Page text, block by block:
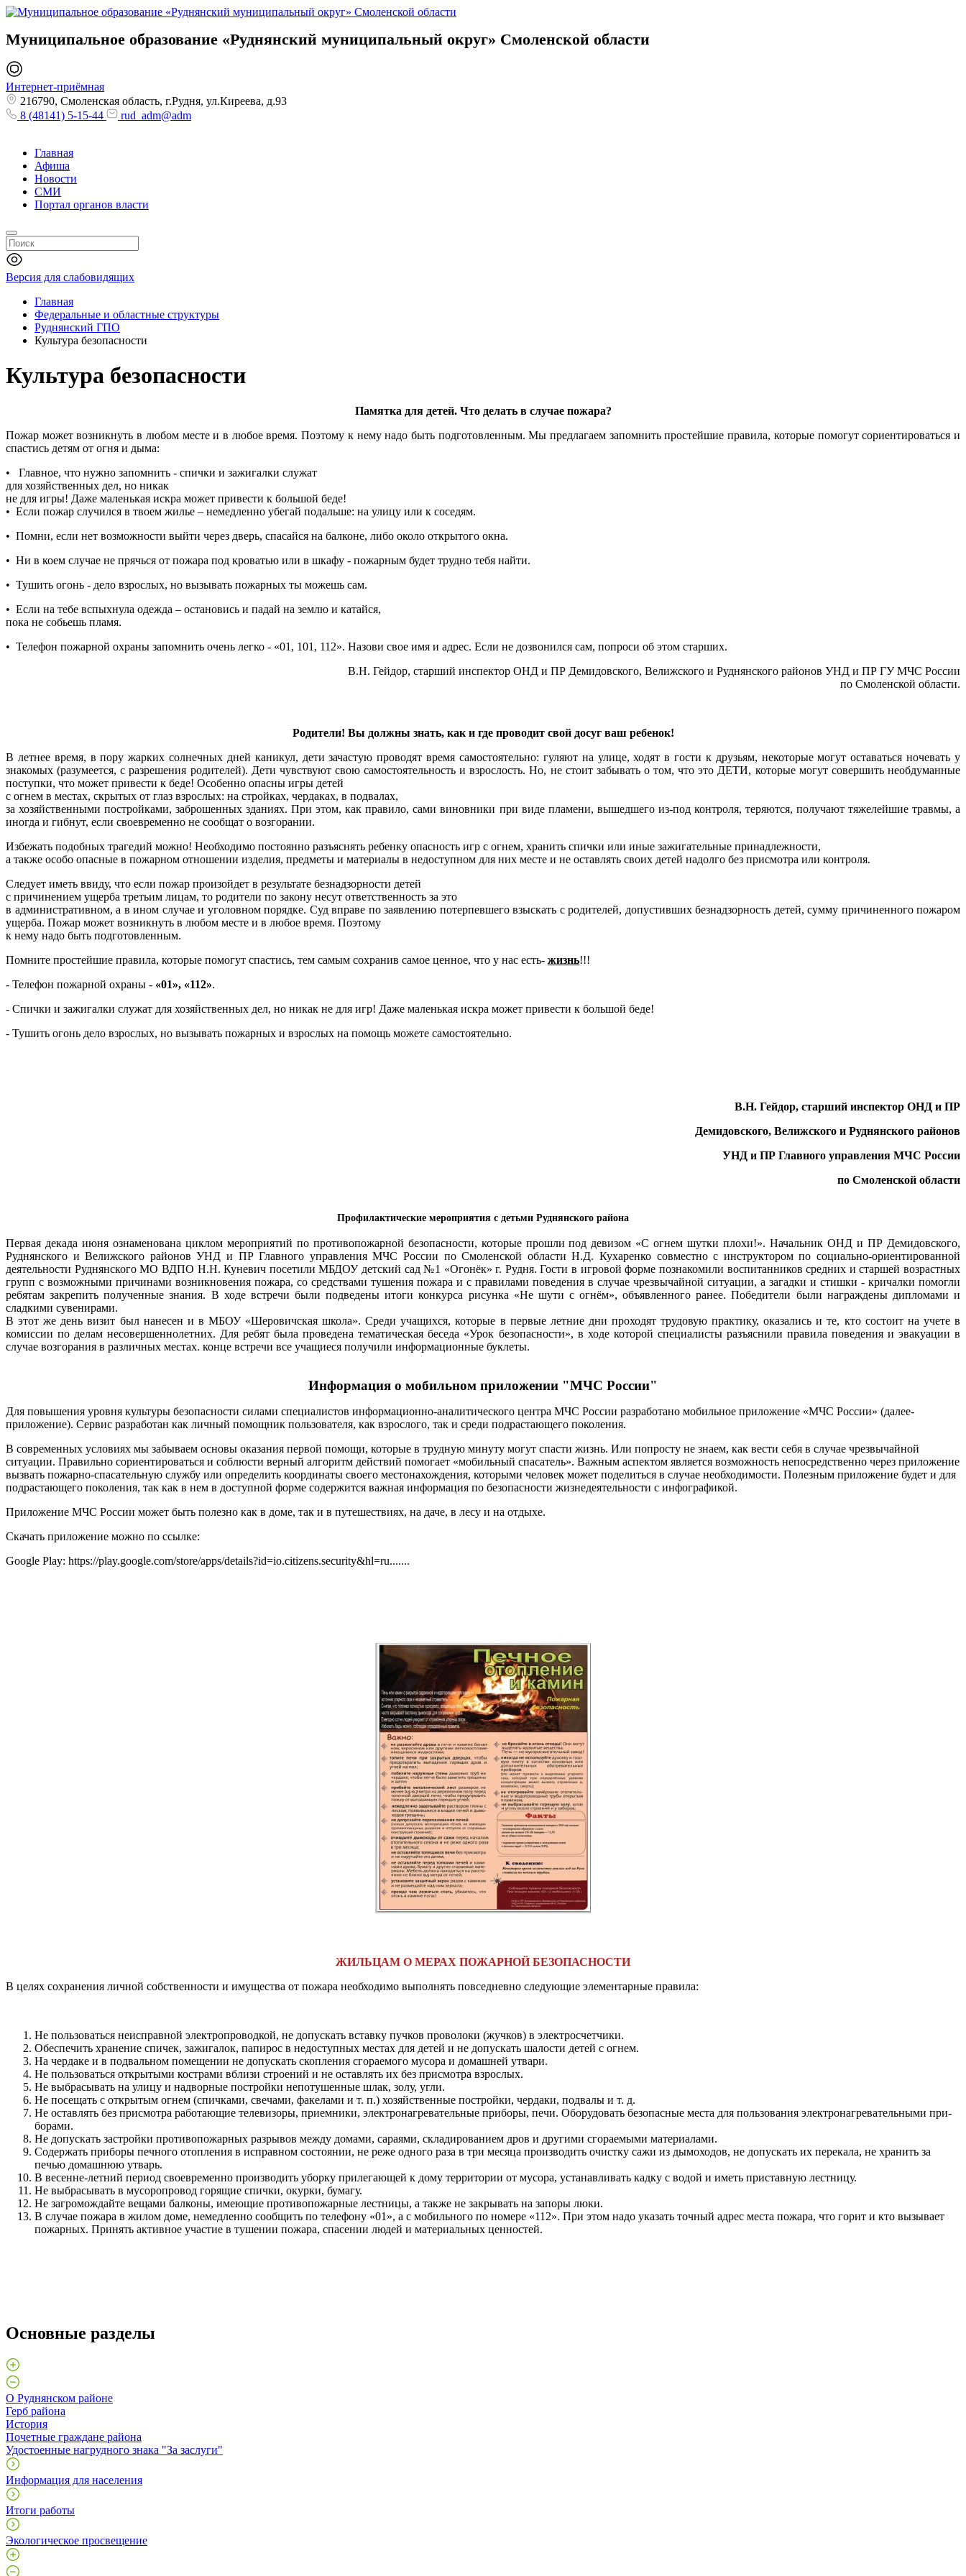
Муниципальное образование «Руднянский муниципальный округ» Смоленской области
Интернет-приёмная
216790, Смоленская область, г.Рудня, ул.Киреева, д.93
8 (48141) 5-15-44
rud_adm@adm
Главная
Афиша
Новости
СМИ
Портал органов власти
Версия для слабовидящих
Главная
Федеральные и областные структуры
Руднянский ГПО
Культура безопасности
Культура безопасности
Памятка для детей. Что делать в случае пожара?
Пожар может возникнуть в любом месте и в любое время. Поэтому к нему надо быть подготовленным. Мы предлагаем запомнить простейшие правила, которые помогут сориентироваться и
спастись детям от огня и дыма:
• Главное, что нужно запомнить - спички и зажигалки служат
для хозяйственных дел, но никак
не для игры! Даже маленькая искра может привести к большой беде!
• Если пожар случился в твоем жилье – немедленно убегай подальше: на улицу или к соседям.
• Помни, если нет возможности выйти через дверь, спасайся на балконе, либо около открытого окна.
• Ни в коем случае не прячься от пожара под кроватью или в шкафу - пожарным будет трудно тебя найти.
• Тушить огонь - дело взрослых, но вызывать пожарных ты можешь сам.
• Если на тебе вспыхнула одежда – остановись и падай на землю и катайся,
пока не собьешь пламя.
• Телефон пожарной охраны запомнить очень легко - «01, 101, 112». Назови свое имя и адрес. Если не дозвонился сам, попроси об этом старших.
В.Н. Гейдор, старший инспектор ОНД и ПР Демидовского, Велижского и Руднянского районов УНД и ПР ГУ МЧС России
по Смоленской области.
Родители! Вы должны знать, как и где проводит свой досуг ваш ребенок!
В летнее время, в пору жарких солнечных дней каникул, дети зачастую проводят время самостоятельно: гуляют на улице, ходят в гости к друзьям, некоторые могут оставаться ночевать у
знакомых (разумеется, с разрешения родителей). Дети чувствуют свою самостоятельность и взрослость. Но, не стоит забывать о том, что это ДЕТИ, которые могут совершить необдуманные
поступки, что может привести к беде! Особенно опасны игры детей
с огнем в местах, скрытых от глаз взрослых: на стройках, чердаках, в подвалах,
за хозяйственными постройками, заброшенных зданиях.При этом, как правило, сами виновники при виде пламени, вышедшего из-под контроля, теряются, получают тяжелейшие травмы, а
иногда и гибнут, если своевременно не сообщат о возгорании.
Избежать подобных трагедий можно! Необходимо постоянно разъяснять ребенку опасность игр с огнем, хранить спички или иные зажигательные принадлежности,
а также особо опасные в пожарном отношении изделия, предметы и материалы в недоступном для них месте и не оставлять своих детей надолго без присмотра или контроля.
Следует иметь ввиду, что если пожар произойдет в результате безнадзорности детей
с причинением ущерба третьим лицам, то родители по закону несут ответственность за это
в административном, а в ином случае и уголовном порядке. Суд вправе по заявлению потерпевшего взыскать с родителей, допустивших безнадзорность детей, сумму причиненного пожаром
ущерба. Пожар может возникнуть в любом месте и в любое время. Поэтому
к нему надо быть подготовленным.
Помните простейшие правила, которые помогут спастись, тем самым сохранив самое ценное, что у нас есть- жизнь!!!
- Телефон пожарной охраны - «01», «112».
- Спички и зажигалки служат для хозяйственных дел, но никак не для игр! Даже маленькая искра может привести к большой беде!
- Тушить огонь дело взрослых, но вызывать пожарных и взрослых на помощь можете самостоятельно.
В.Н. Гейдор, старший инспектор ОНД и ПР
Демидовского, Велижского и Руднянского районов
УНД и ПР Главного управления МЧС России
по Смоленской области
Профилактические мероприятия с детьми Руднянского района
Первая декада июня ознаменована циклом мероприятий по противопожарной безопасности, которые прошли под девизом «С огнем шутки плохи!». Начальник ОНД и ПР Демидовского,
Руднянского и Велижского районов УНД и ПР Главного управления МЧС России по Смоленской области Н.Д. Кухаренко совместно с инструкторомпо социально-ориентированной
деятельности Руднянского МО ВДПО Н.Н. Куневич посетили МБДОУ детский сад №1 «Огонёк» г. Рудня.Гости в игровой форме познакомили воспитанников средних и старшей возрастных
групп с возможными причинами возникновения пожара, со средствами тушения пожара и с правилами поведения в случае чрезвычайной ситуации, а загадки и стишки - кричалки помогли
ребятам закрепить полученные знания. В ходе встречи были подведены итоги конкурса рисунка «Не шути с огнём», объявленного ранее.Победители были награждены дипломами и
сладкими сувенирами.
В этот же день визит был нанесен и в МБОУ «Шеровичская школа».Среди учащихся, которые в первые летние дни проходят трудовую практику, оказались и те, кто состоит на учете в
комиссии по делам несовершеннолетних. Для ребят была проведена тематическая беседа «Урок безопасности», в ходе которой специалисты разъяснили правила поведения и эвакуации в
случае возгорания в различных местах. конце встречи все учащиеся получили информационные буклеты.
Информация о мобильном приложении "МЧС России"
Для повышения уровня культуры безопасности силами специалистов информационно-аналитического центра МЧС России разработано мобильное приложение «МЧС России» (далее-
приложение). Сервис разработан как личный помощник пользователя, как взрослого, так и среди подрастающего поколения.
В современных условиях мы забываем основы оказания первой помощи, которые в трудную минуту могут спасти жизнь. Или попросту не знаем, как вести себя в случае чрезвычайной
ситуации. Правильно сориентироваться и соблюсти верный алгоритм действий помогает «мобильный спасатель». Важным аспектом является возможность непосредственно через приложение
вызвать пожарно-спасательную службу или определить координаты своего местонахождения, которыми человек может поделиться в случае необходимости. Полезным приложение будет и для
подрастающего поколения, так как в нем в доступной форме содержится важная информация по безопасности жизнедеятельности с инфографикой.
Приложение МЧС России может быть полезно как в доме, так и в путешествиях, на даче, в лесу и на отдыхе.
Скачать приложение можно по ссылке:
Google Play: https://play.google.com/store/apps/details?id=io.citizens.security&hl=ru.......
ЖИЛЬЦАМ О МЕРАХ ПОЖАРНОЙ БЕЗОПАСНОСТИ
В целях сохранения личной собственности и имущества от по­жара необходимо выполнять повседневно следующие элементарные правила:
Не пользоваться неисправной электропроводкой, не допус­кать вставку пучков проволоки (жучков) в электросчетчики.
Обеспечить хранение спичек, зажигалок, папирос в недо­ступных местах для детей и не допускать шалости детей с огнем.
На чердаке и в подвальном помещении не допускать скоп­ления сгораемого мусора и домашней утвари.
Не пользоваться открытыми кострами вблизи строений и не оставлять их без присмотра взрослых.
Не выбрасывать на улицу и надворные постройки непотушенные шлак, золу, угли.
Не посещать с открытым огнем (спичками, свечами, фа­келами и т. п.) хозяйственные постройки, чердаки, подвалы и т. д.
Не оставлять без присмотра работающие телевизоры, при­емники, электронагревательные приборы, печи. Оборудовать бе­зопасные места для пользования электронагревательными при­
борами.
Не допускать застройки противопожарных разрывов меж­ду домами, сараями, складированием дров и другими сгораемы­ми материалами.
Содержать приборы печного отопления в исправном состо­янии, не реже одного раза в три месяца производить очистку са­жи из дымоходов, не допускать их перекала, не хранить за
печью домашнюю утварь.
В весенне-летний период своевременно производить убор­ку прилегающей к дому территории от мусора, устанавливать кадку с водой и иметь приставную лестницу.
Не выбрасывать в мусоропровод горящие спички, окурки, бумагу.
Не загромождайте вещами балконы, имеющие противо­пожарные лестницы, а также не закрывать на запоры люки.
В случае пожара в жилом доме, немедленно сообщить по телефону «01», а с мобильного по номере «112». При этом надо указать точный адрес места пожара, что горит и кто вызывает
пожарных. Принять активное участие в тушении пожара, спасении людей и материальных ценностей.
Основные разделы
О Руднянском районе
Герб района
История
Почетные граждане района
Удостоенные нагрудного знака "За заслуги"
Информация для населения
Итоги работы
Экологическое просвещение